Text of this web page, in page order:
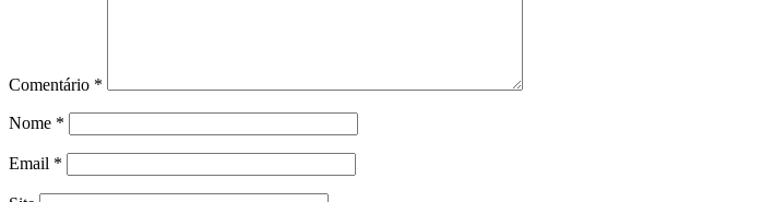
Comentário *
Nome *
Email *